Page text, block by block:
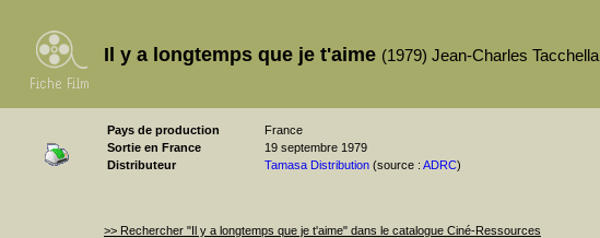
Il y a longtemps que je t'aime (1979) Jean-Charles Tacchella
Pays de production
France
Sortie en France
19 septembre 1979
Distributeur
Tamasa Distribution (source : ADRC)
>> Rechercher "Il y a longtemps que je t'aime" dans le catalogue Ciné-Ressources